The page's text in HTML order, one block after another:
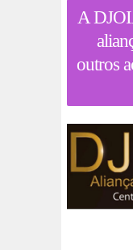
A
outros